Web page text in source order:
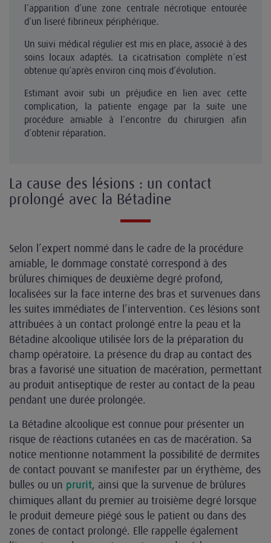
l’apparition d’une zone centrale nécrotique entourée
d’un liseré fibrineux périphérique.
Un suivi médical régulier est mis en place, associé à des
soins locaux adaptés. La cicatrisation complète n’est
obtenue qu’après environ cinq mois d’évolution.
Estimant avoir subi un préjudice en lien avec cette
complication, la patiente engage par la suite une
procédure amiable à l’encontre du chirurgien afin
d’obtenir réparation.
La cause des lésions : un contact
prolongé avec la Bétadine
Selon l’expert nommé dans le cadre de la procédure
amiable, le dommage constaté correspond à des
brûlures chimiques de deuxième degré profond,
localisées sur la face interne des bras et survenues dans
les suites immédiates de l’intervention. Ces lésions sont
attribuées à un contact prolongé entre la peau et la
Bétadine alcoolique utilisée lors de la préparation du
champ opératoire. La présence du drap au contact des
bras a favorisé une situation de macération, permettant
au produit antiseptique de rester au contact de la peau
pendant une durée prolongée.
La Bétadine alcoolique est connue pour présenter un
risque de réactions cutanées en cas de macération. Sa
notice mentionne notamment la possibilité de dermites
de contact pouvant se manifester par un érythème, des
bulles ou un prurit, ainsi que la survenue de brûlures
chimiques allant du premier au troisième degré lorsque
le produit demeure piégé sous le patient ou dans des
zones de contact prolongé. Elle rappelle également